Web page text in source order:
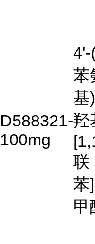
D588321-
100mg
4'-
苯
基
羟
联
苯
甲